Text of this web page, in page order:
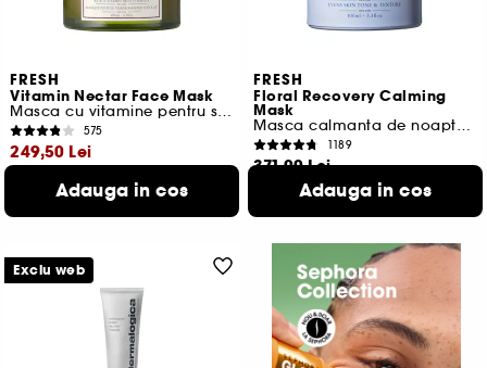
FRESH
Vitamin Nectar Face Mask
Masca cu vitamine pentru stralucire
575
249,50 Lei
Cel mai mic pret:357,00 Lei -30.1%
249,50 Lei /100ml
Adauga in cos
FRESH
Floral Recovery Calming
Mask
Masca calmanta de noapte pentru fata
1189
371,00 Lei
371,00 Lei /100ml
Adauga in cos
Exclu web